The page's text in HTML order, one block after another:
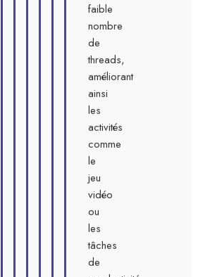
faible
nombre
de
threads,
améliorant
ainsi
les
activités
comme
le
jeu
vidéo
ou
les
tâches
de